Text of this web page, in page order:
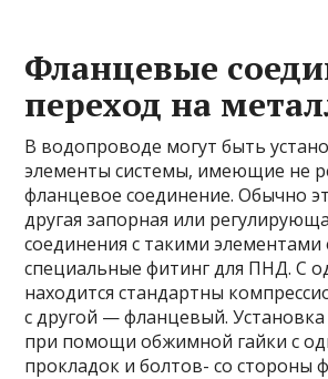
Фланцевые
переход на
В водопроводе могут быть
элементы системы, имеющие не
фланцевое соединение. Обычно
другая запорная или
соединения с такими элементами
специальные фитинг для ПНД. С
находится стандартны
с другой — фланцевый.
при помощи обжимной гайки с
прокладок и болтов- со стороны